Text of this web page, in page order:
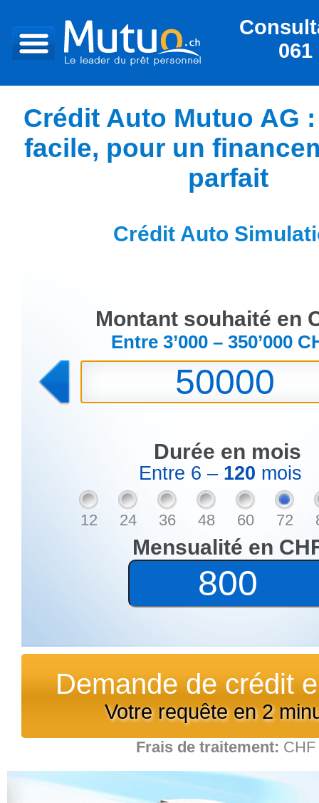
061
Crédit Auto Mutuo AG
facile, pour un
parfait
Crédit Auto
Montant souhaité en
Entre 3’000 – 350’000
Durée en mois
Entre 6 – 120 mois
12 24 36 48 60 72
Mensualité en
Demande de crédit
Votre requête en 2
Frais de traitement: CHF